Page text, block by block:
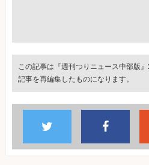
この記事は『週刊つりニュース中部版
記事を再編集したものになります。